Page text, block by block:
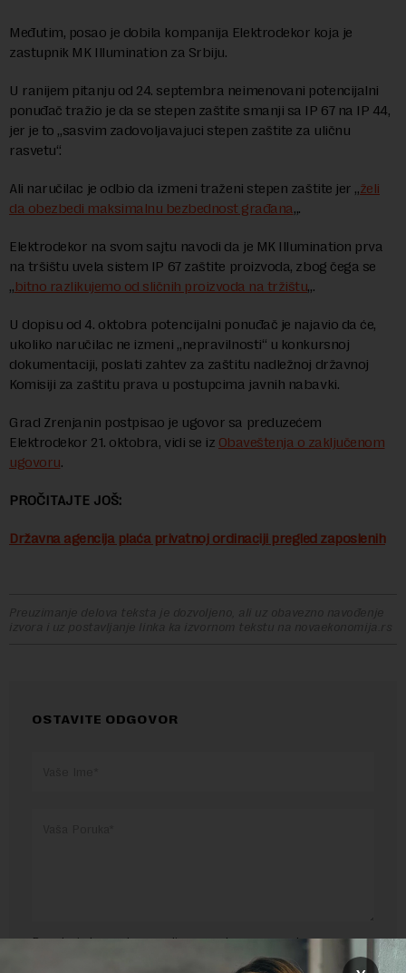
Međutim, posao je dobila kompanija Elektrodekor koja je
zastupnik MK Illumination za Srbiju.
U ranijem pitanju od 24. septembra neimenovani potencijalni
ponuđač tražio je da se stepen zaštite smanji sa IP 67 na IP 44,
jer je to „sasvim zadovoljavajuci stepen zaštite za uličnu
rasvetu“.
Ali naručilac je odbio da izmeni traženi stepen zaštite jer „želi
da obezbedi maksimalnu bezbednost građana„.
Elektrodekor na svom sajtu navodi da je MK Illumination prva
na tršištu uvela sistem IP 67 zaštite proizvoda, zbog čega se
„bitno razlikujemo od sličnih proizvoda na tržištu„.
U dopisu od 4. oktobra potencijalni ponuđač je najavio da će,
ukoliko naručilac ne izmeni „nepravilnosti“ u konkursnoj
dokumentaciji, poslati zahtev za zaštitu nadležnoj državnoj
Komisiji za zaštitu prava u postupcima javnih nabavki.
Grad Zrenjanin postpisao je ugovor sa preduzećem
Elektrodekor 21. oktobra, vidi se iz Obaveštenja o zaključenom
ugovoru.
PROČITAJTE JOŠ:
Državna agencija plaća privatnoj ordinaciji pregled zaposlenih
Preuzimanje delova teksta je dozvoljeno, ali uz obavezno navođenje
izvora i uz postavljanje linka ka izvornom tekstu na novaekonomija.rs
OSTAVITE ODGOVOR
Pre slanja komentara, molimo vas da se upoznate sa
pravilima komentarisanja i pravilima korišćenja sajta.